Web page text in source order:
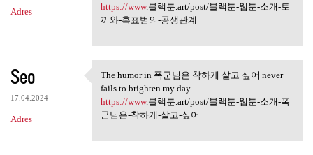
Adres
https://www.블랙툰.art/post/블랙툰-웹툰-소개-토
끼와-흑표범의-공생관계
Seo
17.04.2024
Adres
The humor in 폭군님은 착하게 살고
싶어
The humor in 폭군님은 착하게 살고 싶어 never
fails to brighten my day.
https://www.블랙툰.art/post/블랙툰-웹툰-소개-폭
군님은-착하게-살고-싶어